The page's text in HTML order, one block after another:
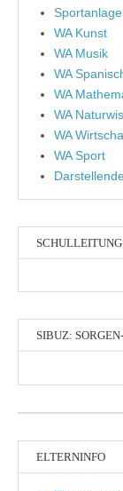
WA Kunst
WA Musik
WA
WA
WA
WA
WA Sport
SIBUZ:
ELTERNINFO